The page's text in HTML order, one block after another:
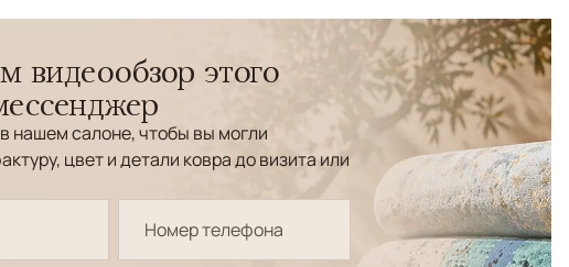
видеообзор этого
нашем салоне, чтобы вы могли
цвет и детали ковра до визита или